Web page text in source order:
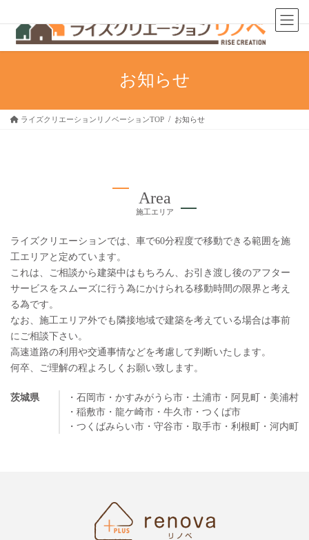
ン
ン
キ
ビ
ー
に
お知らせ
ライズクリエーションリノベーションTOP お知らせ
Area
施工エリア
ライズクリエーションでは、車で60分程度で移動できる範囲を施
工エリアと定めています。
これは、ご相談から建築中はもちろん、お引き渡し後のアフター
サービスをスムーズに行う為にかけられる移動時間の限界と考え
る為です。
なお、施工エリア外でも隣接地域で建築を考えている場合は事前
にご相談下さい。
高速道路の利用や交通事情などを考慮して判断いたします。
何卒、ご理解の程よろしくお願い致します。
茨城県 ・石岡市 ・かすみがうら市 ・土浦市 ・阿見町
・美浦村
・稲敷市 ・龍ケ崎市 ・牛久市 ・つくば市
・つくばみらい市 ・守谷市 ・取手市 ・利根町 ・河内町